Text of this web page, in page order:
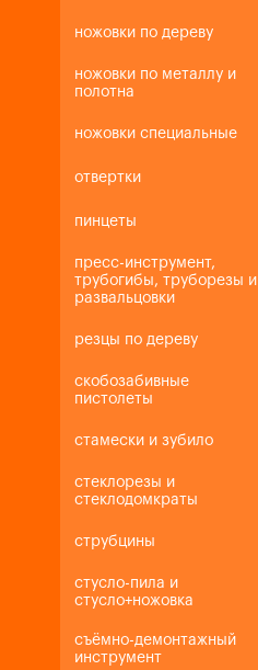
ножовки по дереву
ножовки по металлу и
полотна
ножовки специальные
отвертки
пинцеты
пресс-инструмент,
трубогибы, труборезы и
развальцовки
резцы по дереву
скобозабивные
пистолеты
стамески и зубило
стеклорезы и
стеклодомкраты
струбцины
стусло-пила и
стусло+ножовка
съёмно-демонтажный
инструмент